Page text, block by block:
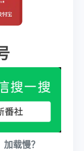
载慢？